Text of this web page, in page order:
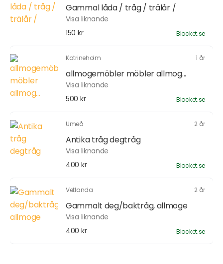
Gammal låda / tråg / trälår /
Visa liknande
150 kr
Blocket.se
Katrineholm 1 år
allmogemöbler möbler allmog...
Visa liknande
500 kr
Blocket.se
Umeå 2 år
Antika tråg degtråg
Visa liknande
400 kr
Blocket.se
Vetlanda 2 år
Gammalt deg/baktråg, allmoge
Visa liknande
400 kr
Blocket.se